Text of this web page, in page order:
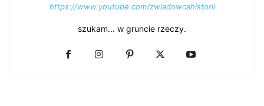
https://www.youtube.com/zwiadowcahistorii
szukam... w gruncie rzeczy.